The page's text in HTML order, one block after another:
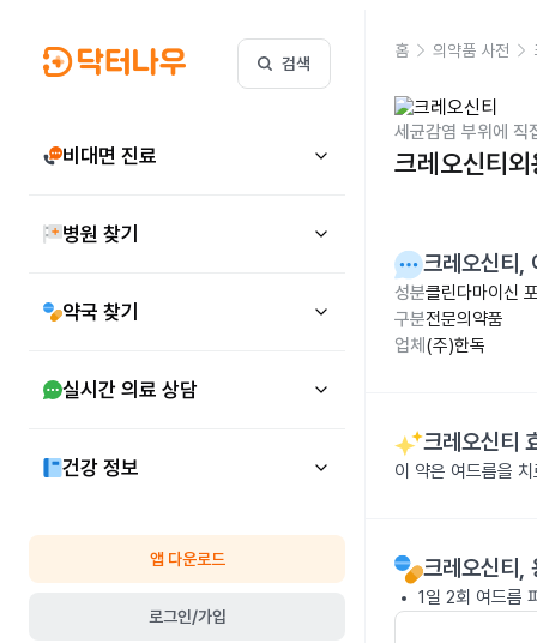
검색
비대면 진료
병원 찾기
약국 찾기
실시간 의료 상담
건강 정보
앱 다운로드
로그인/가입
홈 의약품 사전
세균감염 부위에 직
크레오신티
크레오신티 ,
성분클린다마이신
구분전문의약품
업체 (주)한독
크레오신티
이 약은 여드름을
크레오신티 ,
1일 2회 여드름